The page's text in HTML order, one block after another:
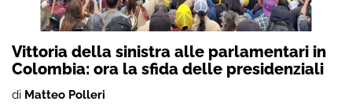
Vittoria della sinistra alle parlamentari in
Colombia: ora la sfida delle presidenziali
di Matteo Polleri